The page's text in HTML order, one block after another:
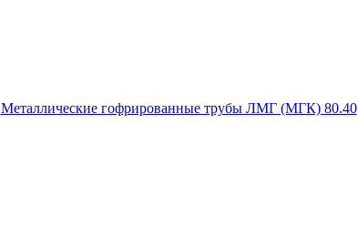
Металлические гофрированные трубы ЛМГ (МГК) 80.40